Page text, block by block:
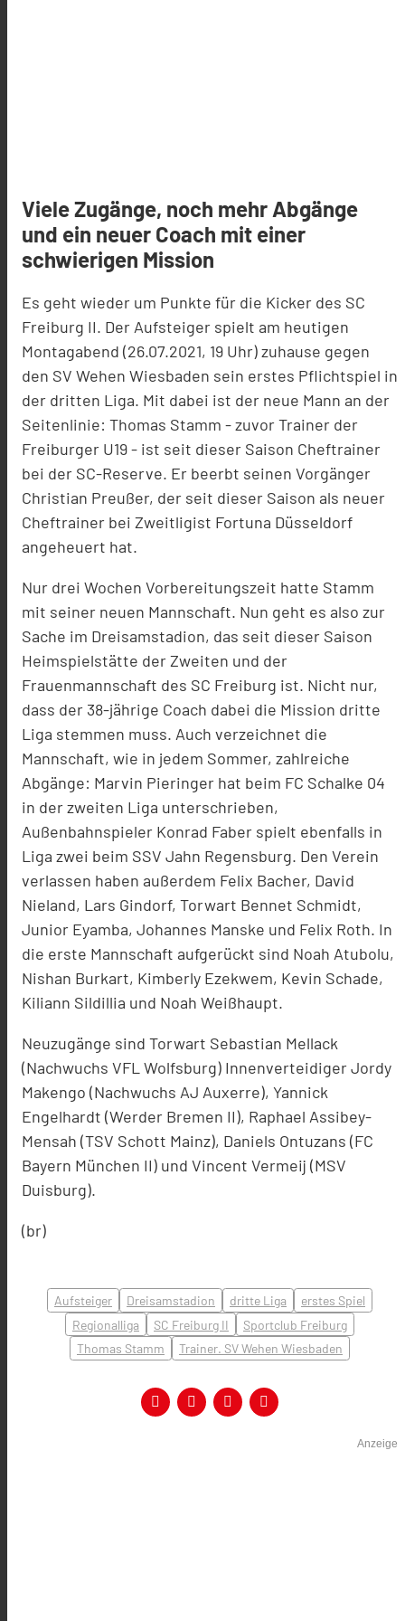
Viele Zugänge, noch mehr Abgänge
und ein neuer Coach mit einer
schwierigen Mission
Es geht wieder um Punkte für die Kicker des SC
Freiburg II. Der Aufsteiger spielt am heutigen
Montagabend (26.07.2021, 19 Uhr) zuhause gegen
den SV Wehen Wiesbaden sein erstes Pflichtspiel in
der dritten Liga. Mit dabei ist der neue Mann an der
Seitenlinie: Thomas Stamm - zuvor Trainer der
Freiburger U19 - ist seit dieser Saison Cheftrainer
bei der SC-Reserve. Er beerbt seinen Vorgänger
Christian Preußer, der seit dieser Saison als neuer
Cheftrainer bei Zweitligist Fortuna Düsseldorf
angeheuert hat.
Nur drei Wochen Vorbereitungszeit hatte Stamm
mit seiner neuen Mannschaft. Nun geht es also zur
Sache im Dreisamstadion, das seit dieser Saison
Heimspielstätte der Zweiten und der
Frauenmannschaft des SC Freiburg ist. Nicht nur,
dass der 38-jährige Coach dabei die Mission dritte
Liga stemmen muss. Auch verzeichnet die
Mannschaft, wie in jedem Sommer, zahlreiche
Abgänge: Marvin Pieringer hat beim FC Schalke 04
in der zweiten Liga unterschrieben,
Außenbahnspieler Konrad Faber spielt ebenfalls in
Liga zwei beim SSV Jahn Regensburg. Den Verein
verlassen haben außerdem Felix Bacher, David
Nieland, Lars Gindorf, Torwart Bennet Schmidt,
Junior Eyamba, Johannes Manske und Felix Roth. In
die erste Mannschaft aufgerückt sind Noah Atubolu,
Nishan Burkart, Kimberly Ezekwem, Kevin Schade,
Kiliann Sildillia und Noah Weißhaupt.
Neuzugänge sind Torwart Sebastian Mellack
(Nachwuchs VFL Wolfsburg) Innenverteidiger Jordy
Makengo (Nachwuchs AJ Auxerre), Yannick
Engelhardt (Werder Bremen II), Raphael Assibey-
Mensah (TSV Schott Mainz), Daniels Ontuzans (FC
Bayern München II) und Vincent Vermeij (MSV
Duisburg).
(br)
Aufsteiger Dreisamstadion dritte Liga
erstes Spiel
Regionalliga
SC Freiburg II
Sportclub Freiburg
Thomas Stamm
Trainer. SV Wehen Wiesbaden
Anzeige